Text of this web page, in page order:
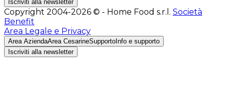
Iscriviti alla newsletter
Copyright 2004-2026 © - Home Food s.r.l. Società
Benefit
Area Legale e Privacy
Area AziendaArea CesarineSupporto Info e supporto
Iscriviti alla newsletter